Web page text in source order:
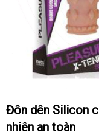
Đôn dên Silicon cao cấp tăng kích thước tự
nhiên an toàn